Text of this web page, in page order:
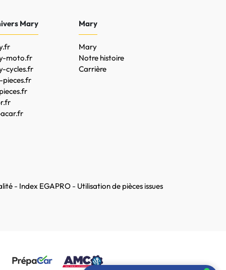
Mary
moto.fr
cycles.fr
pieces.fr
Mary
Mary
Notre histoire
Carrière
- Index EGAPRO - Utilisation de pièces issues